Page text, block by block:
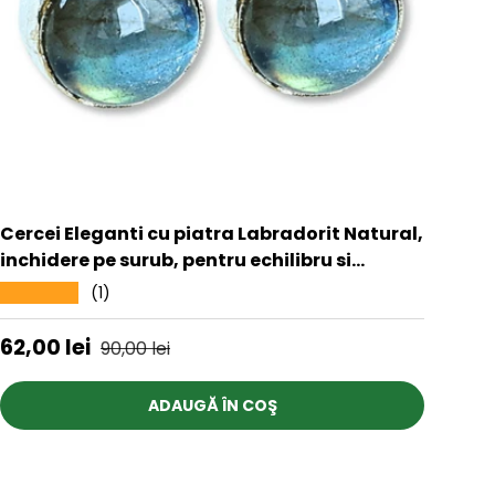
Cercei Eleganti cu piatra Labradorit Natural,
inchidere pe surub, pentru echilibru si
protectie (1)
Preț de vânzare
62,00 lei Preț obișnuit
90,00 lei
ADAUGĂ ÎN COŞ